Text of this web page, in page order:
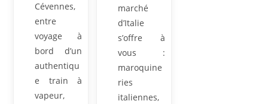
Cévennes,
entre
voyage à
bord d’un
authentiqu
e train à
vapeur,
marché
d’Italie
s’offre à
vous :
maroquine
ries
italiennes,